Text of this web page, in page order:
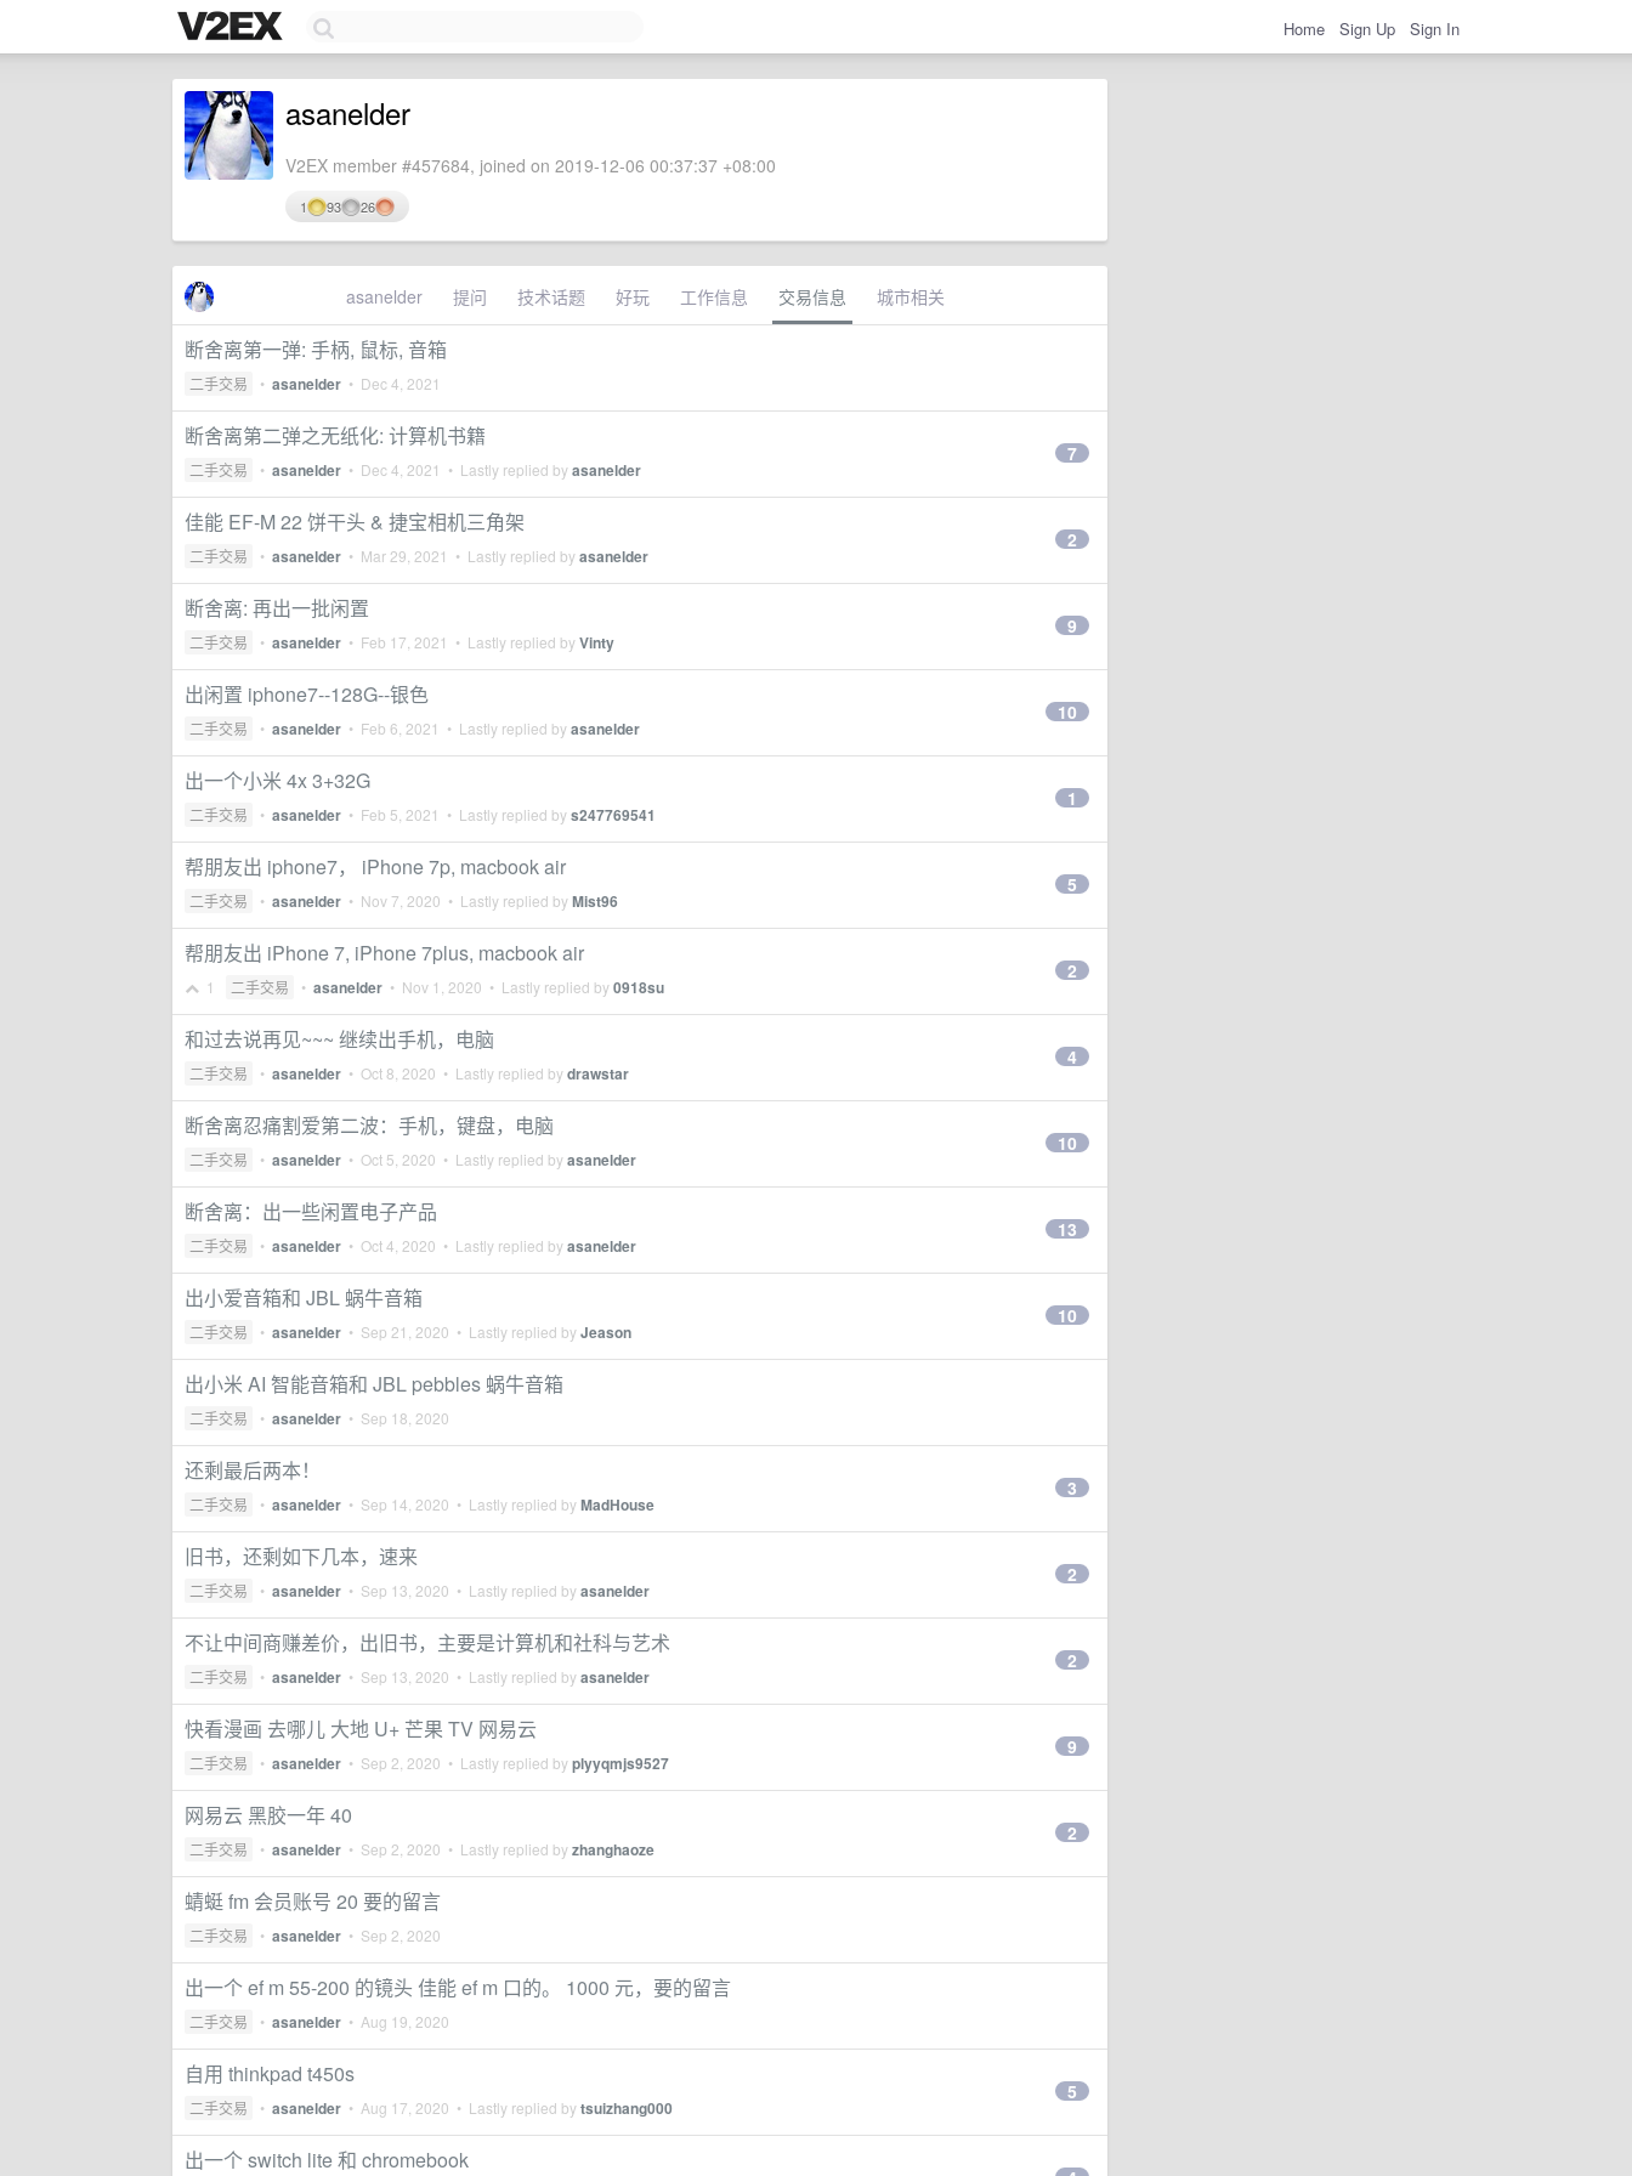
Home Sign Up Sign In
asanelder
V2EX member #457684, joined on 2019-12-06 00:37:37 +08:00
1 93 26
asanelder 提问 技术话题 好玩 工作信息 交易信息 城市相关
断舍离第一弹: 手柄, 鼠标, 音箱
二手交易 • asanelder • Dec 4, 2021
断舍离第二弹之无纸化: 计算机书籍
二手交易 • asanelder • Dec 4, 2021 • Lastly replied byasanelder
7
佳能 EF-M 22 饼干头 & 捷宝相机三角架
二手交易 • asanelder • Mar 29, 2021 • Lastly replied byasanelder
2
断舍离: 再出一批闲置
二手交易 • asanelder • Feb 17, 2021 • Lastly replied byVinty
9
出闲置 iphone7--128G--银色
二手交易 • asanelder • Feb 6, 2021 • Lastly replied byasanelder
10
出一个小米 4x 3+32G
二手交易 • asanelder • Feb 5, 2021 • Lastly replied bys247769541
1
帮朋友出 iphone7， iPhone 7p, macbook air
二手交易 • asanelder • Nov 7, 2020 • Lastly replied byMist96
5
帮朋友出 iPhone 7, iPhone 7plus, macbook air
1 二手交易 • asanelder • Nov 1, 2020 • Lastly replied by0918su
2
和过去说再见~~~ 继续出手机，电脑
二手交易 • asanelder • Oct 8, 2020 • Lastly replied bydrawstar
4
断舍离忍痛割爱第二波：手机，键盘，电脑
二手交易 • asanelder • Oct 5, 2020 • Lastly replied byasanelder
10
断舍离：出一些闲置电子产品
二手交易 • asanelder • Oct 4, 2020 • Lastly replied byasanelder
13
出小爱音箱和 JBL 蜗牛音箱
二手交易 • asanelder • Sep 21, 2020 • Lastly replied byJeason
10
出小米 AI 智能音箱和 JBL pebbles 蜗牛音箱
二手交易 • asanelder • Sep 18, 2020
还剩最后两本！
二手交易 • asanelder • Sep 14, 2020 • Lastly replied byMadHouse
3
旧书，还剩如下几本，速来
二手交易 • asanelder • Sep 13, 2020 • Lastly replied byasanelder
2
不让中间商赚差价，出旧书，主要是计算机和社科与艺术
二手交易 • asanelder • Sep 13, 2020 • Lastly replied byasanelder
2
快看漫画 去哪儿 大地 U+ 芒果 TV 网易云
二手交易 • asanelder • Sep 2, 2020 • Lastly replied byplyyqmjs9527
9
网易云 黑胶一年 40
二手交易 • asanelder • Sep 2, 2020 • Lastly replied byzhanghaoze
2
蜻蜓 fm 会员账号 20 要的留言
二手交易 • asanelder • Sep 2, 2020
出一个 ef m 55-200 的镜头 佳能 ef m 口的。 1000 元，要的留言
二手交易 • asanelder • Aug 19, 2020
自用 thinkpad t450s
二手交易 • asanelder • Aug 17, 2020 • Lastly replied bytsuizhang000
5
出一个 switch lite 和 chromebook